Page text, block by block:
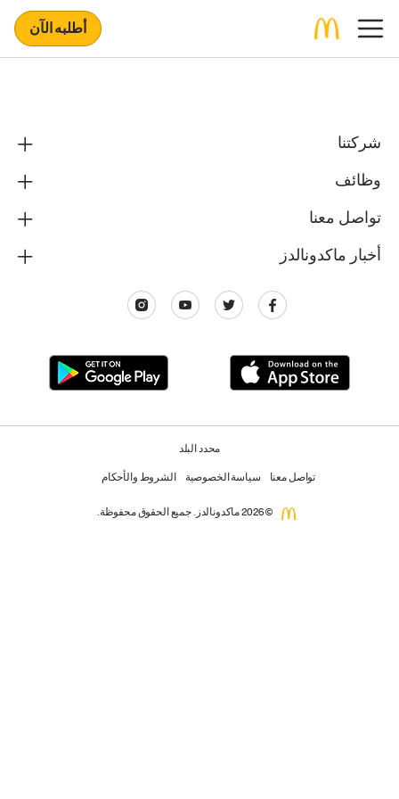
أطلبه الآن
شركتنا
وظائف
تواصل معنا
أخبار ماكدونالدز
محدد البلد
تواصل معنا سياسة الخصوصية الشروط والأحكام
© 2026 ماكدونالدز. جميع الحقوق محفوظة.